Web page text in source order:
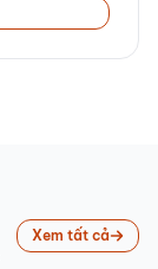
Xem tất cả